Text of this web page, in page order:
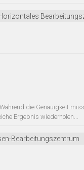
die Genauigkeit
Ergebnis wiederholen...
Bearbeitungszentrum